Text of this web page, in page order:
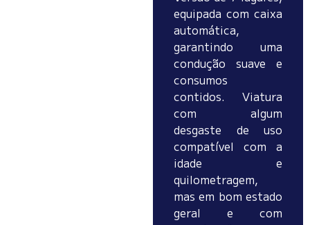
equipada com caixa
automática,
garantindo uma
condução suave e
consumos
contidos. Viatura
com algum
desgaste de uso
compatível com a
idade e
quilometragem,
mas em bom estado
geral e com